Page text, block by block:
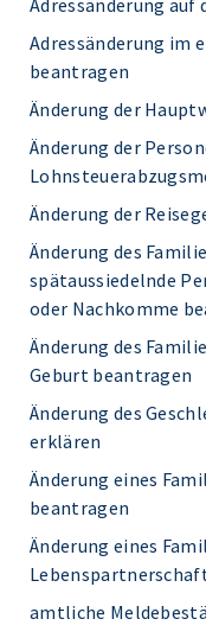
Adressänderung
Adressänderung im
beantragen
Änderung der
Änderung der
Änderung der
Änderung des
spätaussiedelnde
oder Nachkomme
Änderung des
Geburt beantragen
Änderung des
erklären
Änderung eines
beantragen
Änderung eines
amtliche